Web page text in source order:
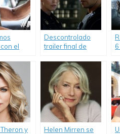
el
y
8».
Descontrolado
trailer final de
Furiosos 8».
y
Helen Mirren se